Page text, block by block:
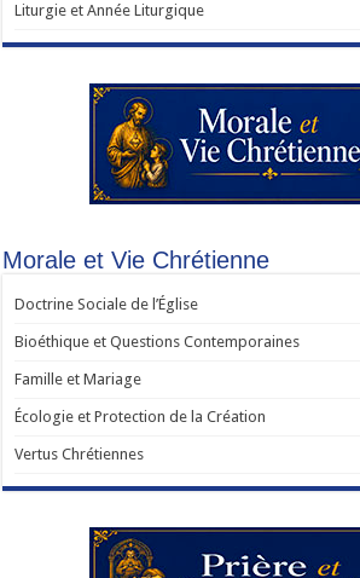
Liturgie et Année Liturgique
Morale et Vie Chrétienne
Doctrine Sociale de l’Église
Bioéthique et Questions Contemporaines
Famille et Mariage
Écologie et Protection de la Création
Vertus Chrétiennes